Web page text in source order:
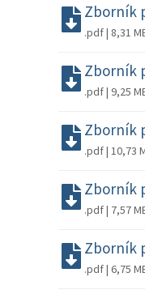
Zborník
.pdf | 8,31
Zborník
.pdf | 9,25
Zborník
.pdf | 10,73
Zborník
.pdf | 7,57
Zborník
.pdf | 6,75